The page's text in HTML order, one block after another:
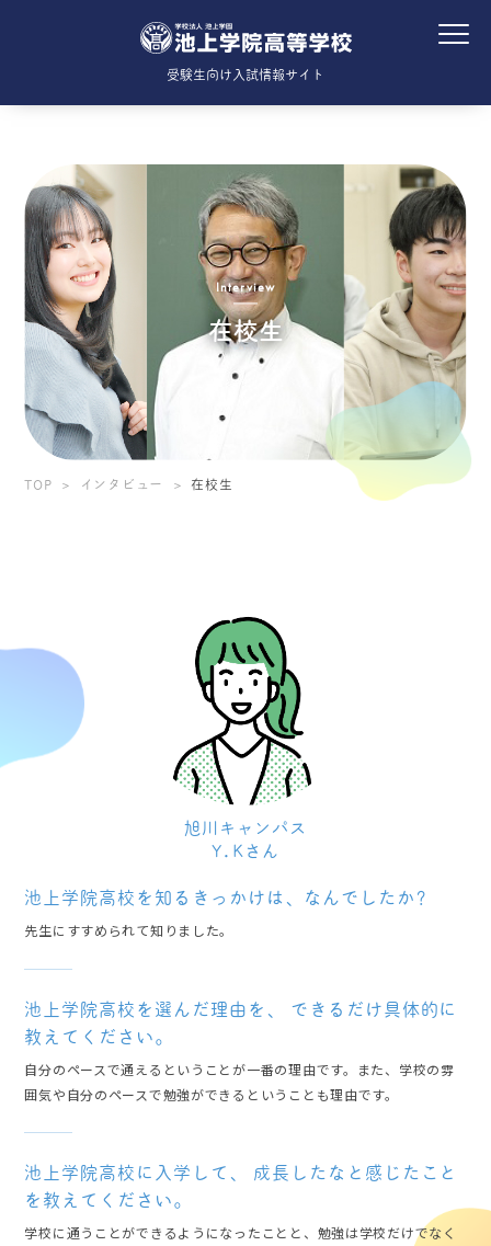
受験生向け入試情報サイト
Interview
在校生
TOP インタビュー 在校生
旭川キャンパス
Y.Kさん
池上学院高校を知るきっかけは、なんでしたか?
先生にすすめられて知りました。
池上学院高校を選んだ理由を、
できるだけ具体的に
教えてください。
自分のペースで通えるということが一番の理由です。また、学校の雰
囲気や自分のペースで勉強ができるということも理由です。
池上学院高校に入学して、 成長したなと感じたこと
を教えてください。
学校に通うことができるようになったことと、勉強は学校だけでなく